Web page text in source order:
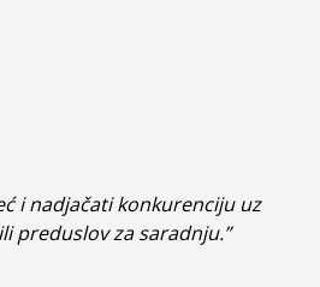
i nadjačati konkurenciju uz
preduslov za saradnju.”